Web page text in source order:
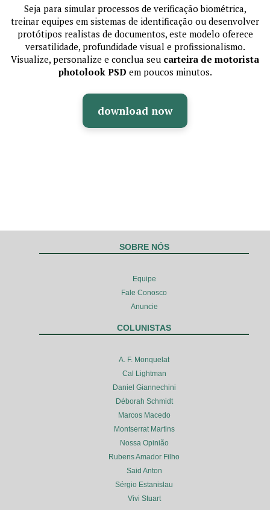
Seja para simular processos de verificação biométrica,
treinar equipes em sistemas de identificação ou desenvolver
protótipos realistas de documentos, este modelo oferece
versatilidade, profundidade visual e profissionalismo.
Visualize, personalize e conclua seu carteira de motorista
photolook PSD em poucos minutos.
download now
SOBRE NÓS
Equipe
Fale Conosco
Anuncie
COLUNISTAS
A. F. Monquelat
Cal Lightman
Daniel Giannechini
Déborah Schmidt
Marcos Macedo
Montserrat Martins
Nossa Opinião
Rubens Amador Filho
Said Anton
Sérgio Estanislau
Vivi Stuart